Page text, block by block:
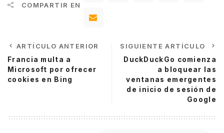
COMPARTIR EN
ARTÍCULO ANTERIOR
Francia multa a
Microsoft por ofrecer
cookies en Bing
SIGUIENTE ARTÍCULO
DuckDuckGo comienza
a bloquear las
ventanas emergentes
de inicio de sesión de
Google